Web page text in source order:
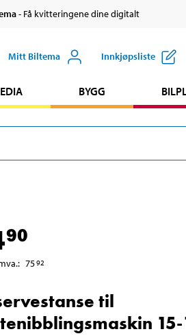
- Få kvitteringene dine digitalt
Mitt Biltema Innkjøpsliste
BYGG
90
: 7592
til
15-